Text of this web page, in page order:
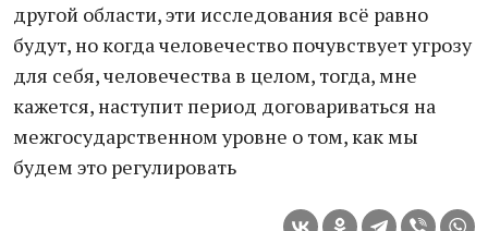
другой области, эти исследования всё равно
будут, но когда человечество почувствует угрозу
для себя, человечества в целом, тогда, мне
кажется, наступит период договариваться на
межгосударственном уровне о том, как мы
будем это регулировать